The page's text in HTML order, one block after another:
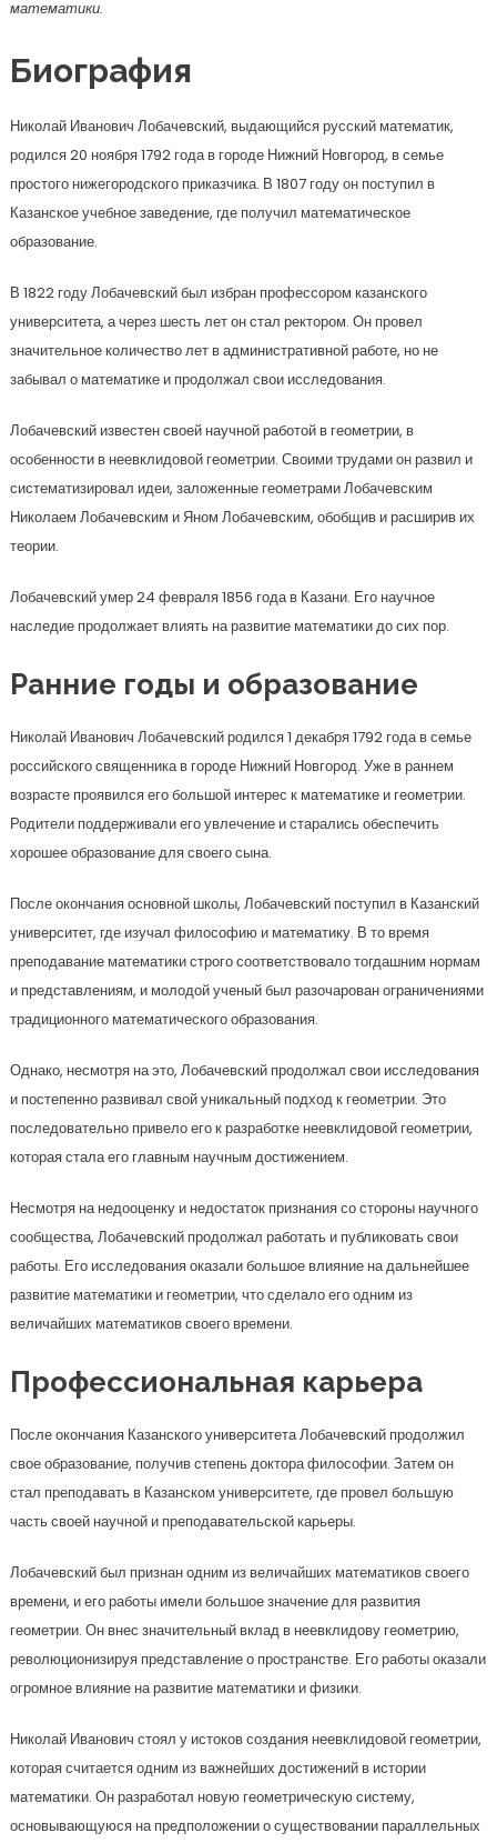
математики.
Биография
Николай Иванович Лобачевский, выдающийся русский математик,
родился 20 ноября 1792 года в городе Нижний Новгород, в семье
простого нижегородского приказчика. В 1807 году он поступил в
Казанское учебное заведение, где получил математическое
образование.
В 1822 году Лобачевский был избран профессором казанского
университета, а через шесть лет он стал ректором. Он провел
значительное количество лет в административной работе, но не
забывал о математике и продолжал свои исследования.
Лобачевский известен своей научной работой в геометрии, в
особенности в неевклидовой геометрии. Своими трудами он развил и
систематизировал идеи, заложенные геометрами Лобачевским
Николаем Лобачевским и Яном Лобачевским, обобщив и расширив их
теории.
Лобачевский умер 24 февраля 1856 года в Казани. Его научное
наследие продолжает влиять на развитие математики до сих пор.
Ранние годы и образование
Николай Иванович Лобачевский родился 1 декабря 1792 года в семье
российского священника в городе Нижний Новгород. Уже в раннем
возрасте проявился его большой интерес к математике и геометрии.
Родители поддерживали его увлечение и старались обеспечить
хорошее образование для своего сына.
После окончания основной школы, Лобачевский поступил в Казанский
университет, где изучал философию и математику. В то время
преподавание математики строго соответствовало тогдашним нормам
и представлениям, и молодой ученый был разочарован ограничениями
традиционного математического образования.
Однако, несмотря на это, Лобачевский продолжал свои исследования
и постепенно развивал свой уникальный подход к геометрии. Это
последовательно привело его к разработке неевклидовой геометрии,
которая стала его главным научным достижением.
Несмотря на недооценку и недостаток признания со стороны научного
сообщества, Лобачевский продолжал работать и публиковать свои
работы. Его исследования оказали большое влияние на дальнейшее
развитие математики и геометрии, что сделало его одним из
величайших математиков своего времени.
Профессиональная карьера
После окончания Казанского университета Лобачевский продолжил
свое образование, получив степень доктора философии. Затем он
стал преподавать в Казанском университете, где провел большую
часть своей научной и преподавательской карьеры.
Лобачевский был признан одним из величайших математиков своего
времени, и его работы имели большое значение для развития
геометрии. Он внес значительный вклад в неевклидову геометрию,
революционизируя представление о пространстве. Его работы оказали
огромное влияние на развитие математики и физики.
Николай Иванович стоял у истоков создания неевклидовой геометрии,
которая считается одним из важнейших достижений в истории
математики. Он разработал новую геометрическую систему,
основывающуюся на предположении о существовании параллельных